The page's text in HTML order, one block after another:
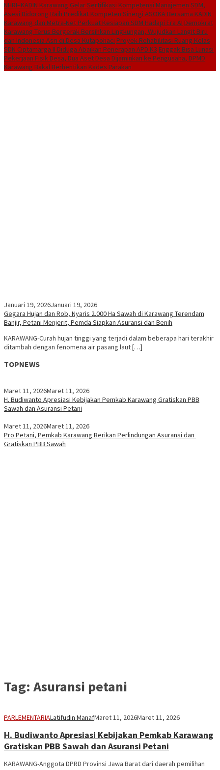
NHRI–KADIN Karawang Gelar Sertifikasi Kompetensi Manajemen SDM,
Asesi Didorong Raih Predikat Kompeten Sinergi ASOKA Bersama KADIN
Karawang dan Metra-Net Perkuat Kesiapan SDM Hadapi Era AI Demokrat
Karawang Terus Bergerak Bersihkan Lingkungan, Wujudkan Langit Biru
dan Indonesia Asri di Desa Kutapohaci Proyek Rehabilitasi Ruang Kelas
SDN Ciptamarga II Diduga Abaikan Penerapan APD K3 Enggak Bisa Lunasi
Pekerjaan Fisik Desa, Dua Aset Desa Dijaminkan ke Pengusaha, DPMD
Karawang Bakal Berhentikan Kades Parakan
Januari 19, 2026Januari 19, 2026
Gegara Hujan dan Rob, Nyaris 2.000 Ha Sawah di Karawang Terendam
Banjir, Petani Menjerit, Pemda Siapkan Asuransi dan Benih
KARAWANG-Curah hujan tinggi yang terjadi dalam beberapa hari terakhir
ditambah dengan fenomena air pasang laut […]
TOPNEWS
Maret 11, 2026Maret 11, 2026
H. Budiwanto Apresiasi Kebijakan Pemkab Karawang Gratiskan PBB
Sawah dan Asuransi Petani
Maret 11, 2026Maret 11, 2026
Pro Petani, Pemkab Karawang Berikan Perlindungan Asuransi dan
Gratiskan PBB Sawah
Tag: Asuransi petani
PARLEMENTARIALatifudin ManafMaret 11, 2026Maret 11, 2026
H. Budiwanto Apresiasi Kebijakan Pemkab Karawang
Gratiskan PBB Sawah dan Asuransi Petani
KARAWANG-Anggota DPRD Provinsi Jawa Barat dari daerah pemilihan